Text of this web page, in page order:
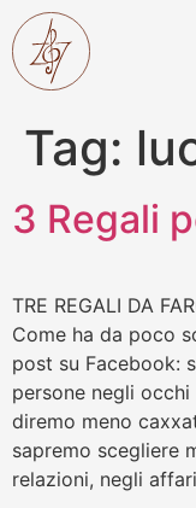
Tag:
3 Regali
TRE REGALI DA
Come ha da poco
post su Facebook:
persone negli
diremo meno
sapremo scegliere
relazioni, negli